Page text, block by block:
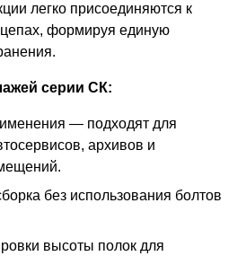
легко присоединяются к
формируя единую
серии СК:
— подходят для
архивов и
без использования болтов
высоты полок для